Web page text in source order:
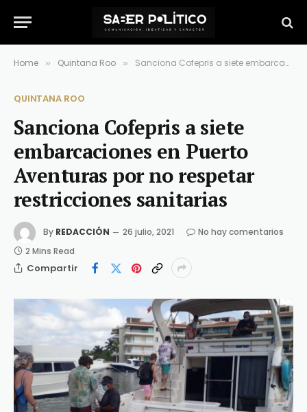
Home » Quintana Roo » Sanciona Cofepris a siete embarcaciones en Puerto Aventuras por no respetar restricciones sanitarias
QUINTANA ROO
Sanciona Cofepris a siete
embarcaciones en Puerto
Aventuras por no respetar
restricciones sanitarias
By REDACCIÓN 26 julio, 2021
No hay comentarios
2 Mins Read
Compartir